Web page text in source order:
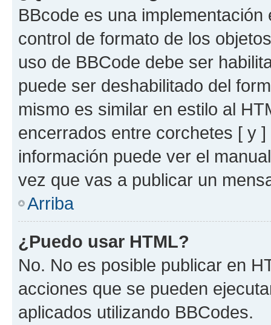
BBcode es una
control de formato de los
uso de BBCode debe ser
puede ser deshabilitado del
mismo es similar en estilo al
encerrados entre corchetes [ y
información puede ver el
vez que vas a publicar un
Arriba
¿Puedo usar HTML?
No. No es posible publicar en
acciones que se pueden
aplicados utilizando BBCodes.